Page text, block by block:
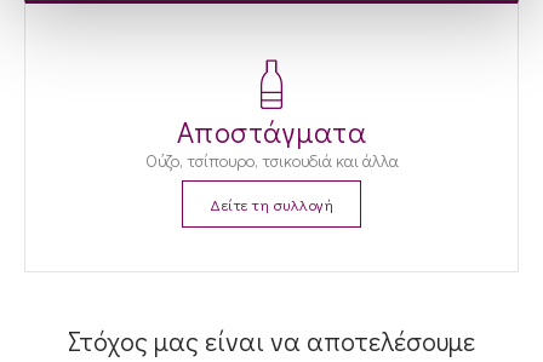
Αποστάγματα
Ούζο, τσίπουρο, τσικουδιά και άλλα
Δείτε τη συλλογή
Στόχος μας είναι να αποτελέσουμε